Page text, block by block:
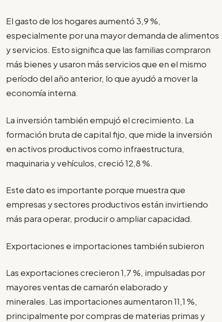
El gasto de los hogares aumentó 3,9 %,
especialmente por una mayor demanda de alimentos
y servicios. Esto significa que las familias compraron
más bienes y usaron más servicios que en el mismo
período del año anterior, lo que ayudó a mover la
economía interna.
La inversión también empujó el crecimiento. La
formación bruta de capital fijo, que mide la inversión
en activos productivos como infraestructura,
maquinaria y vehículos, creció 12,8 %.
Este dato es importante porque muestra que
empresas y sectores productivos están invirtiendo
más para operar, producir o ampliar capacidad.
Exportaciones e importaciones también subieron
Las exportaciones crecieron 1,7 %, impulsadas por
mayores ventas de camarón elaborado y
minerales. Las importaciones aumentaron 11,1 %,
principalmente por compras de materias primas y